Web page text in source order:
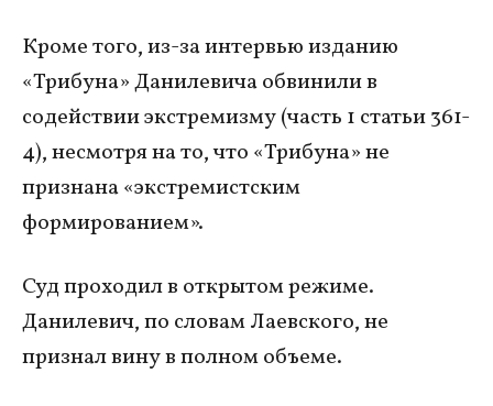
Кроме того, из-за интервью изданию
«Трибуна» Данилевича обвинили в
содействии экстремизму (часть 1 статьи 361-
4), несмотря на то, что «Трибуна» не
признана «экстремистским
формированием».
Суд проходил в открытом режиме.
Данилевич, по словам Лаевского, не
признал вину в полном объеме.